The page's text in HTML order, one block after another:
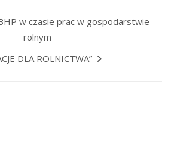
w czasie prac w gospodarstwie
rolnym
DLA ROLNICTWA”